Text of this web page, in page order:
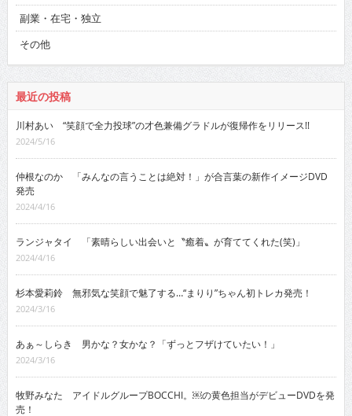
副業・在宅・独立
その他
最近の投稿
川村あい “笑顔で全力投球”の才色兼備グラドルが復帰作をリリース!!
2024/5/16
仲根なのか 「みんなの言うことは絶対！」が合言葉の新作イメージDVD
発売
2024/4/16
ランジャタイ 「素晴らしい出会いと〝癒着〟が育ててくれた(笑)」
2024/4/16
杉本愛莉鈴 無邪気な笑顔で魅了する…“まりり”ちゃん初トレカ発売！
2024/3/16
あぁ～しらき 男かな？女かな？「ずっとフザけていたい！」
2024/3/16
牧野みなた アイドルグループBOCCHI。￼の黄色担当がデビューDVDを発
売！